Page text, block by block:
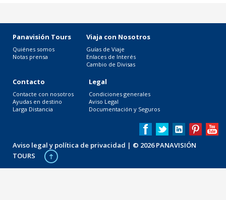
Panavisión Tours
Quiénes somos
Notas prensa
Viaja con Nosotros
Guías de Viaje
Enlaces de Interés
Cambio de Divisas
Contacto
Contacte con nosotros
Ayudas en destino
Larga Distancia
Legal
Condiciones generales
Aviso Legal
Documentación y Seguros
Aviso legal y política de privacidad | © 2026 PANAVISIÓN
TOURS